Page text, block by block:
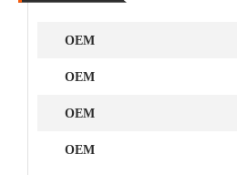
ОЕМ
ОЕМ
ОЕМ
ОЕМ